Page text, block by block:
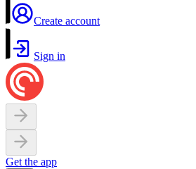
Create account
Sign in
Get the app